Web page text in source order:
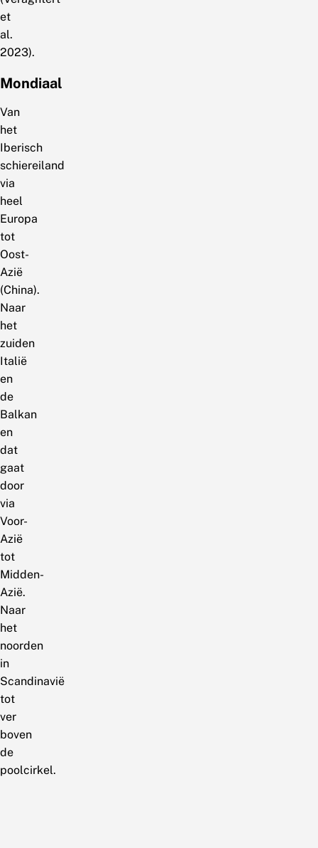
et
al.
2023).
Mondiaal
Van
het
Iberisch
schiereiland
via
heel
Europa
tot
Oost-
Azië
(China).
Naar
het
zuiden
Italië
en
de
Balkan
en
dat
gaat
door
via
Voor-
Azië
tot
Midden-
Azië.
Naar
het
noorden
in
Scandinavië
tot
ver
boven
de
poolcirkel.